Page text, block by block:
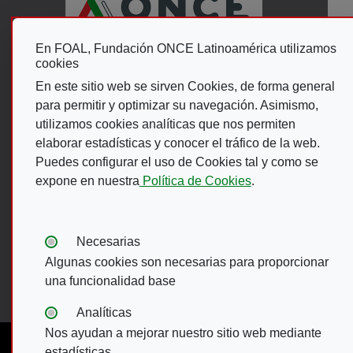
En FOAL, Fundación ONCE Latinoamérica utilizamos
cookies
En este sitio web se sirven Cookies, de forma general
para permitir y optimizar su navegación. Asimismo,
utilizamos cookies analíticas que nos permiten
elaborar estadísticas y conocer el tráfico de la web.
Puedes configurar el uso de Cookies tal y como se
expone en nuestra Política de Cookies.
Tipos de cookies:
Necesarias
Algunas cookies son necesarias para proporcionar
una funcionalidad base
Analíticas
Nos ayudan a mejorar nuestro sitio web mediante
Menú del pie
ACCESIBILIDAD
AVISO LEGAL
POLÍTICA DE PRIVACIDAD
MAPA WEB
CANAL DE DENUNCIAS ONCE
Esta web se ajusta a lo establecido en la Ley 19/2013, de 9
de diciembre , de transparencia, acceso a la información